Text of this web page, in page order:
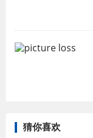
猜你喜欢